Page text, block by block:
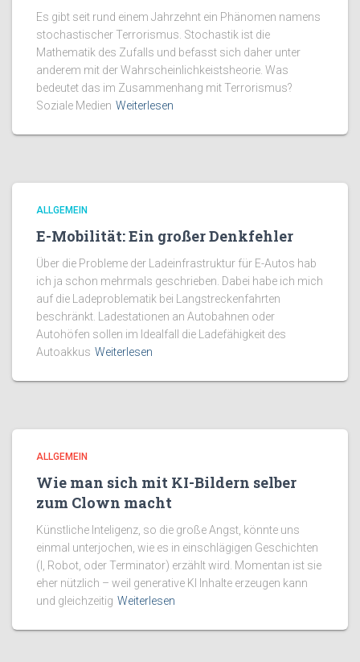
Es gibt seit rund einem Jahrzehnt ein Phänomen namens
stochastischer Terrorismus. Stochastik ist die
Mathematik des Zufalls und befasst sich daher unter
anderem mit der Wahrscheinlichkeistsheorie. Was
bedeutet das im Zusammenhang mit Terrorismus?
Soziale Medien Weiterlesen
ALLGEMEIN
E-Mobilität: Ein großer Denkfehler
Über die Probleme der Ladeinfrastruktur für E-Autos hab
ich ja schon mehrmals geschrieben. Dabei habe ich mich
auf die Ladeproblematik bei Langstreckenfahrten
beschränkt. Ladestationen an Autobahnen oder
Autohöfen sollen im Idealfall die Ladefähigkeit des
Autoakkus Weiterlesen
ALLGEMEIN
Wie man sich mit KI-Bildern selber
zum Clown macht
Künstliche Inteligenz, so die große Angst, könnte uns
einmal unterjochen, wie es in einschlägigen Geschichten
(I, Robot, oder Terminator) erzählt wird. Momentan ist sie
eher nützlich – weil generative KI Inhalte erzeugen kann
und gleichzeitig Weiterlesen